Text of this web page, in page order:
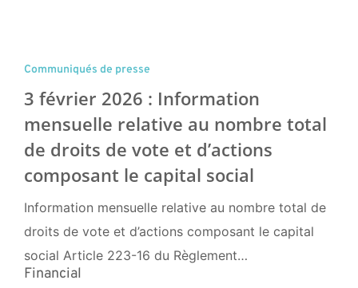
Communiqués de presse
3 février 2026 : Information
mensuelle relative au nombre total
de droits de vote et d’actions
composant le capital social
Information mensuelle relative au nombre total de
droits de vote et d’actions composant le capital
social Article 223-16 du Règlement…
Financial